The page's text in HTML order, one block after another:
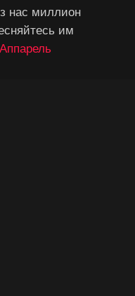
нас миллион
им
Аппарель